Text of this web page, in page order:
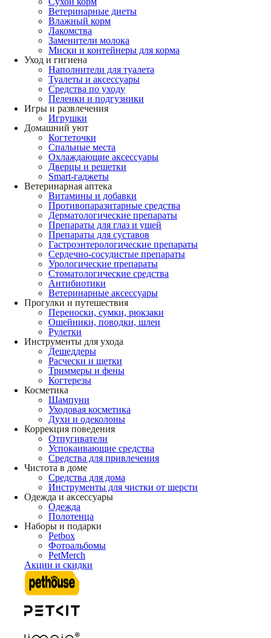
Ветеринарные диеты
Влажный корм
Лакомства
Заменители молока
Миски и контейнеры для корма
Уход и гигиена
Наполнители для туалета
Туалеты и аксессуары
Средства по уходу
Пеленки и подгузники
Игры и развлечения
Игрушки
Домашний уют
Когтеточки
Спальные места
Охлаждающие аксессуары
Дверцы и решетки
Smart-гаджеты
Ветеринарная аптека
Витамины и добавки
Противопаразитарные средства
Дерматологические препараты
Препараты для глаз и ушей
Препараты для суставов
Гастроэнтерологические препараты
Сердечно-сосудистые препараты
Урологические препараты
Стоматологические средства
Антибиотики
Ветеринарные аксессуары
Прогулки и путешествия
Переноски, сумки, рюкзаки
Ошейники, поводки, шлеи
Рулетки
Инструменты для ухода
Дешеддеры
Расчески и щетки
Триммеры и фены
Когтерезы
Косметика
Шампуни
Уходовая косметика
Духи и одеколоны
Коррекция поведения
Отпугиватели
Успокаивающие средства
Средства для привлечения
Чистота в доме
Средства для дома
Инструменты для чистки от шерсти
Одежда и аксессуары
Одежда
Полотенца
Наборы и подарки
Petbox
Фотоальбомы
PetMerch
Акции и скидки